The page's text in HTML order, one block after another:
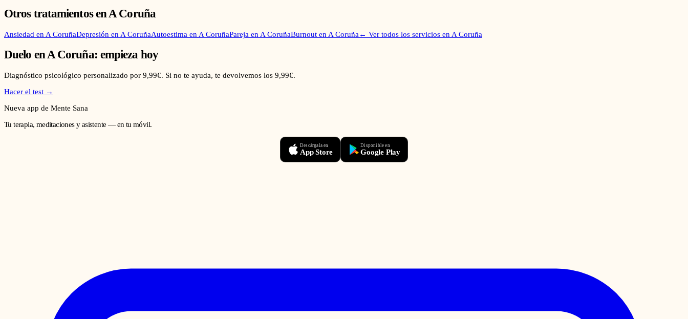
Otros tratamientos en A Coruña
Ansiedad en A CoruñaDepresión en A CoruñaAutoestima en A CoruñaPareja en A CoruñaBurnout en A Coruña ← Ver todos los servicios en A Coruña
Duelo enA Coruña: empieza hoy
Diagnóstico psicológico personalizado por 9,99€. Si no te ayuda, te devolvemos los 9,99€.
Hacer el test →
Nueva app de Mente Sana
Tu terapia, meditaciones y asistente — en tu móvil.
Descárgala en
App Store
Disponible en
Google Play